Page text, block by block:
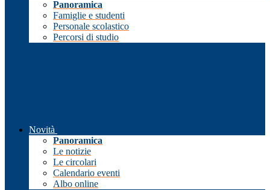
Panoramica
Famiglie e studenti
Personale scolastico
Percorsi di studio
Novità
Panoramica
Le notizie
Le circolari
Calendario eventi
Albo online